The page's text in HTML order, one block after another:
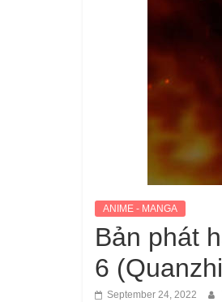
ANIME - MANGA
Bản phát
6
September 24, 2022